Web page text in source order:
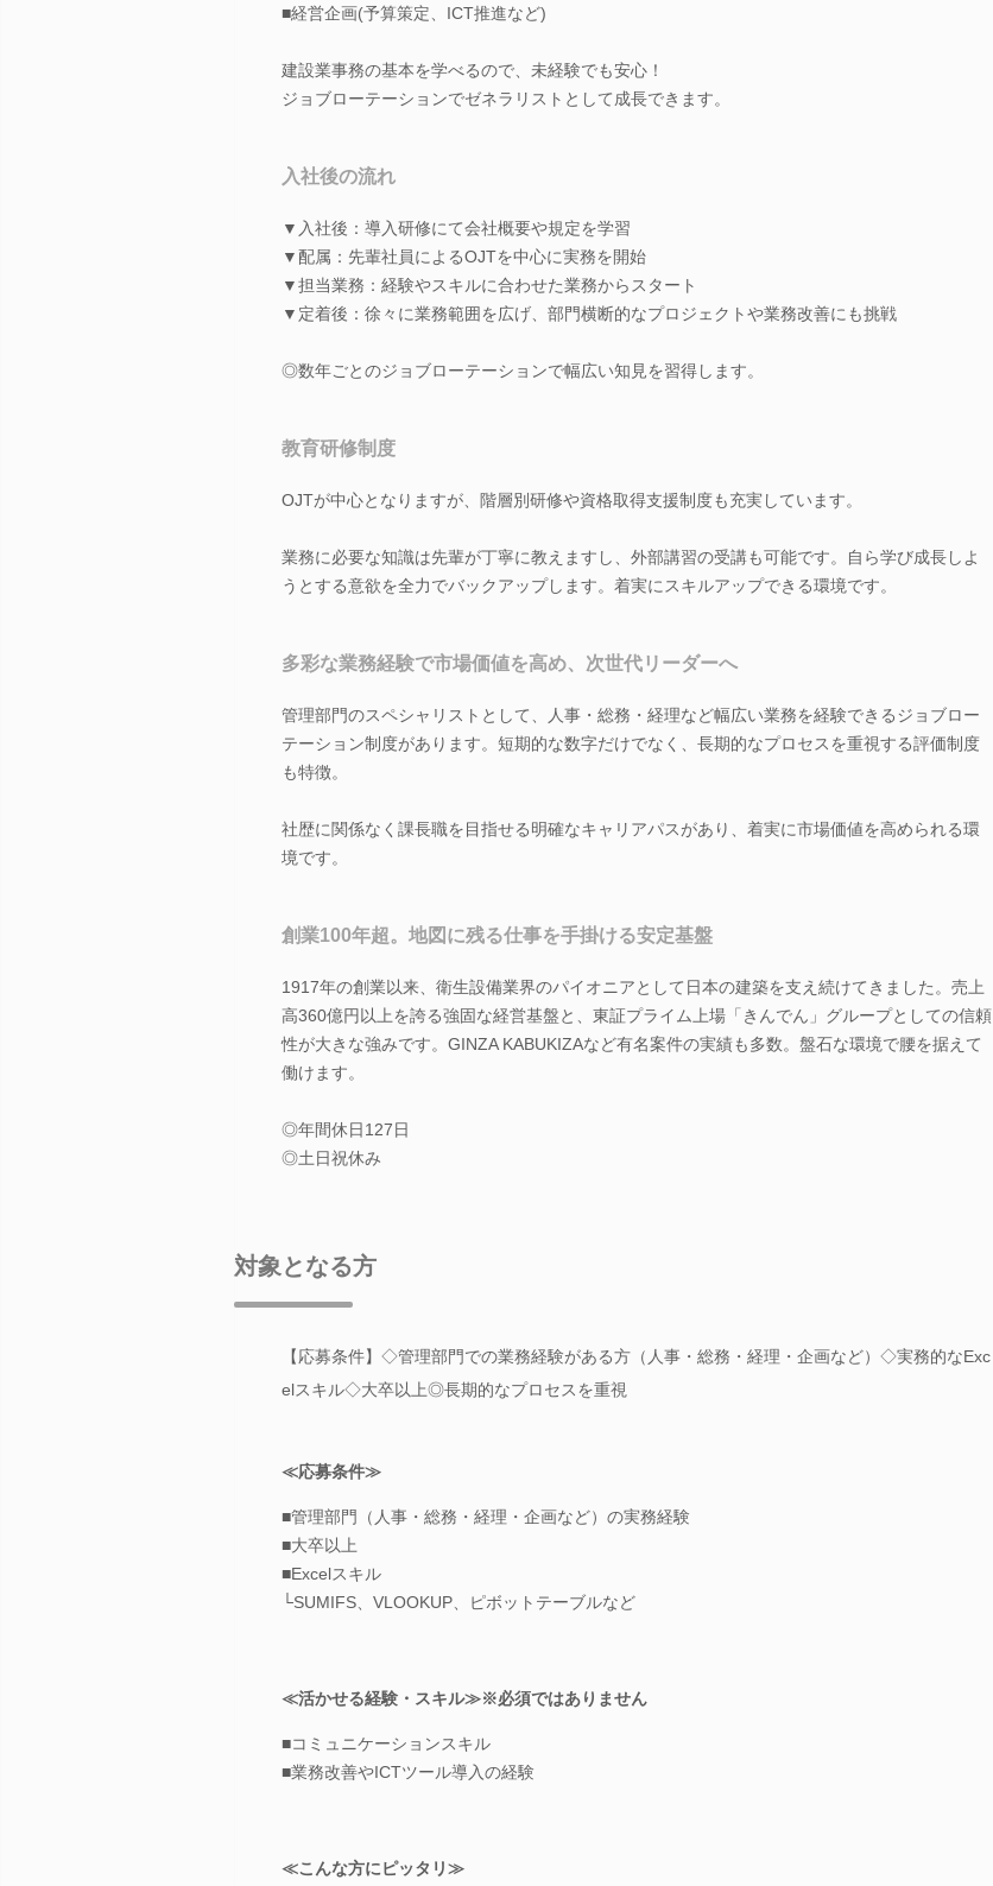
■経営企画(予算策定、ICT推進など)
建設業事務の基本を学べるので、未経験でも安心！
ジョブローテーションでゼネラリストとして成長できます。
入社後の流れ
▼入社後：導入研修にて会社概要や規定を学習
▼配属：先輩社員によるOJTを中心に実務を開始
▼担当業務：経験やスキルに合わせた業務からスタート
▼定着後：徐々に業務範囲を広げ、部門横断的なプロジェクトや業務改善にも挑戦
◎数年ごとのジョブローテーションで幅広い知見を習得します。
教育研修制度
OJTが中心となりますが、階層別研修や資格取得支援制度も充実しています。
業務に必要な知識は先輩が丁寧に教えますし、外部講習の受講も可能です。自ら学び成長しよ
うとする意欲を全力でバックアップします。着実にスキルアップできる環境です。
多彩な業務経験で市場価値を高め、次世代リーダーへ
管理部門のスペシャリストとして、人事・総務・経理など幅広い業務を経験できるジョブロー
テーション制度があります。短期的な数字だけでなく、長期的なプロセスを重視する評価制度
も特徴。
社歴に関係なく課長職を目指せる明確なキャリアパスがあり、着実に市場価値を高められる環
境です。
創業100年超。地図に残る仕事を手掛ける安定基盤
1917年の創業以来、衛生設備業界のパイオニアとして日本の建築を支え続けてきました。売上
高360億円以上を誇る強固な経営基盤と、東証プライム上場「きんでん」グループとしての信頼
性が大きな強みです。GINZA KABUKIZAなど有名案件の実績も多数。盤石な環境で腰を据えて
働けます。
◎年間休日127日
◎土日祝休み
対象となる方
【応募条件】◇管理部門での業務経験がある方（人事・総務・経理・企画など）◇実務的なExc
elスキル◇大卒以上◎長期的なプロセスを重視
≪応募条件≫
■管理部門（人事・総務・経理・企画など）の実務経験
■大卒以上
■Excelスキル
└SUMIFS、VLOOKUP、ピボットテーブルなど
≪活かせる経験・スキル≫※必須ではありません
■コミュニケーションスキル
■業務改善やICTツール導入の経験
≪こんな方にピッタリ≫